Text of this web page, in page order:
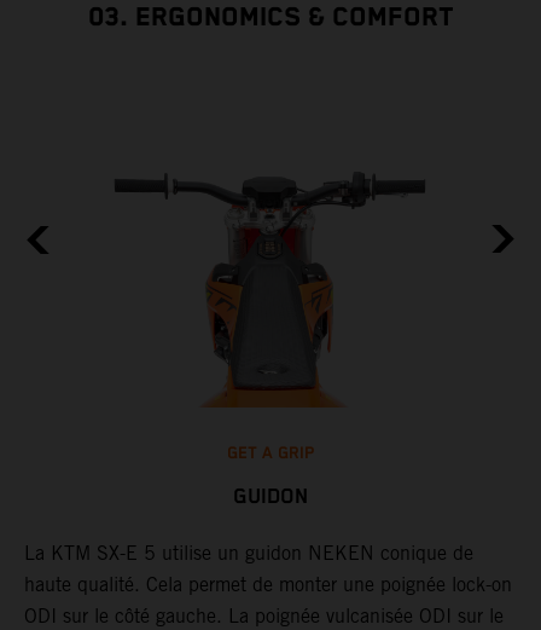
03. ERGONOMICS & COMFORT
GET A GRIP
GUIDON
La KTM SX-E 5 utilise un guidon NEKEN conique de
haute qualité. Cela permet de monter une poignée lock-on
ODI sur le côté gauche. La poignée vulcanisée ODI sur le